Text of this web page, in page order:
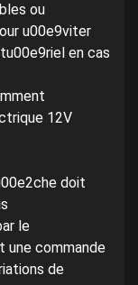
ou
u00e9viter
en cas
12V
doit
le
une commande
de